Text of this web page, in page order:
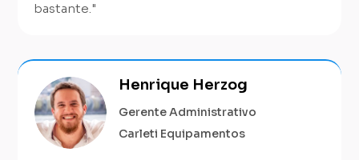
bastante."
Henrique Herzog
Gerente Administrativo
Carleti Equipamentos